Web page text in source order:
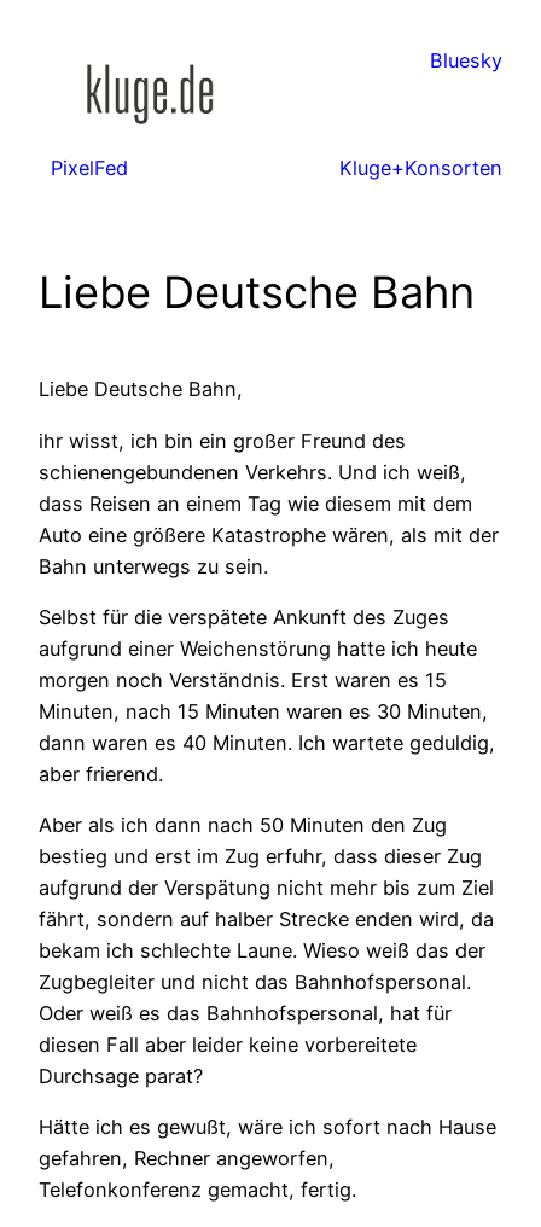
Bluesky
PixelFed Kluge+Konsorten
Liebe Deutsche Bahn
Liebe Deutsche Bahn,
ihr wisst, ich bin ein großer Freund des
schienengebundenen Verkehrs. Und ich weiß,
dass Reisen an einem Tag wie diesem mit dem
Auto eine größere Katastrophe wären, als mit der
Bahn unterwegs zu sein.
Selbst für die verspätete Ankunft des Zuges
aufgrund einer Weichenstörung hatte ich heute
morgen noch Verständnis. Erst waren es 15
Minuten, nach 15 Minuten waren es 30 Minuten,
dann waren es 40 Minuten. Ich wartete geduldig,
aber frierend.
Aber als ich dann nach 50 Minuten den Zug
bestieg und erst im Zug erfuhr, dass dieser Zug
aufgrund der Verspätung nicht mehr bis zum Ziel
fährt, sondern auf halber Strecke enden wird, da
bekam ich schlechte Laune. Wieso weiß das der
Zugbegleiter und nicht das Bahnhofspersonal.
Oder weiß es das Bahnhofspersonal, hat für
diesen Fall aber leider keine vorbereitete
Durchsage parat?
Hätte ich es gewußt, wäre ich sofort nach Hause
gefahren, Rechner angeworfen,
Telefonkonferenz gemacht, fertig.